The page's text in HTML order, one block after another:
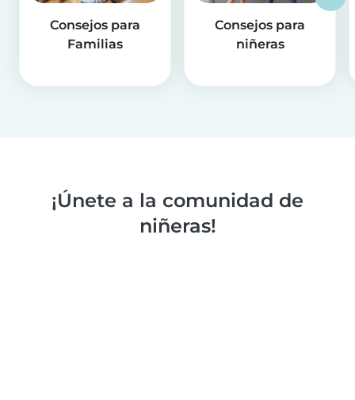
Consejos para
Familias
Consejos para
niñeras
¡Únete a la comunidad de
niñeras!